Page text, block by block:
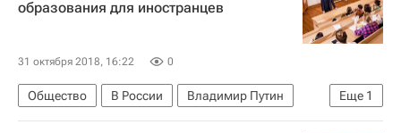
образования для иностранцев
31 октября 2018, 16:22 0
Еще 1
Общество В России
Владимир Путин
Навигатор абитуриента